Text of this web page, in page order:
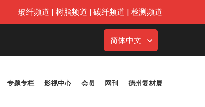
玻纤频道 | 树脂频道 | 碳纤频道 | 检测频道
简体中文
专题专栏 影视中心 会员 网刊 德州复材展